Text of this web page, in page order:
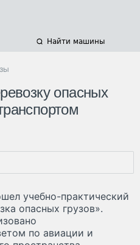
Найти машины
опасных
учебно-практический
опасных грузов».
по авиации и